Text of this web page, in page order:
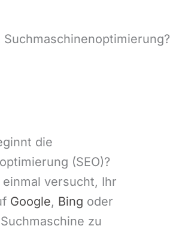
die
(SEO)?
versucht, Ihr
Google, Bing oder
zu